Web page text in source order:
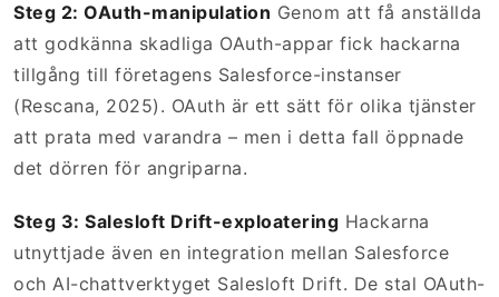
Steg 2: OAuth-manipulation Genom att få anställda
att godkänna skadliga OAuth-appar fick hackarna
tillgång till företagens Salesforce-instanser
(Rescana, 2025). OAuth är ett sätt för olika tjänster
att prata med varandra – men i detta fall öppnade
det dörren för angriparna.
Steg 3: Salesloft Drift-exploatering Hackarna
utnyttjade även en integration mellan Salesforce
och AI-chattverktyget Salesloft Drift. De stal OAuth-